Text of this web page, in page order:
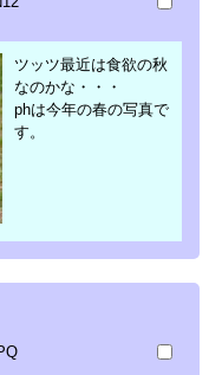
ツッツ最近は食欲の秋
なのかな・・・
phは今年の春の写真で
す。